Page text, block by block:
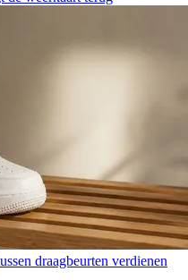
draagbeurten verdienen